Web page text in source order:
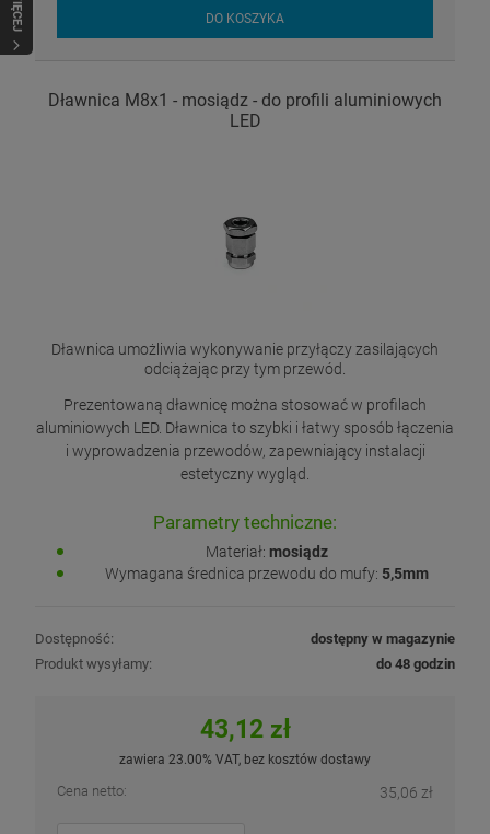
WIĘCEJ DO KOSZYKA
Dławnica M8x1 - mosiądz - do profili aluminiowych
LED
Dławnica umożliwia wykonywanie przyłączy zasilających
odciążając przy tym przewód.
Prezentowaną dławnicę można stosować w profilach
aluminiowych LED. Dławnica to szybki i łatwy sposób łączenia
i wyprowadzenia przewodów, zapewniający instalacji
estetyczny wygląd.
Parametry techniczne:
Materiał: mosiądz
Wymagana średnica przewodu do mufy: 5,5mm
Dostępność:
dostępny w magazynie
Produkt wysyłamy:
do 48 godzin
43,12 zł
zawiera 23.00% VAT, bez kosztów dostawy
Cena netto: 35,06 zł